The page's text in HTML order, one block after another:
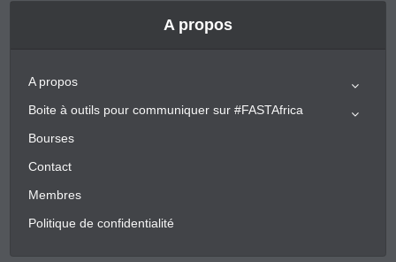
A propos
A propos
Boite à outils pour communiquer sur #FASTAfrica
Bourses
Contact
Membres
Politique de confidentialité